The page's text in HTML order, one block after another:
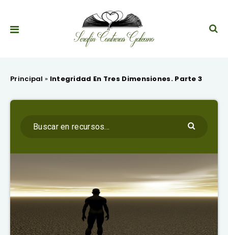
Principal » Integridad En Tres Dimensiones. Parte 3